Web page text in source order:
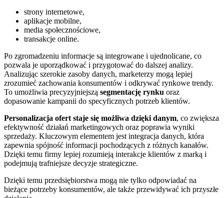
strony internetowe,
aplikacje mobilne,
media społecznościowe,
transakcje online.
Po zgromadzeniu informacje są integrowane i ujednolicane, co
pozwala je uporządkować i przygotować do dalszej analizy.
Analizując szerokie zasoby danych, marketerzy mogą lepiej
zrozumieć zachowania konsumentów i odkrywać rynkowe trendy.
To umożliwia precyzyjniejszą segmentację rynku oraz
dopasowanie kampanii do specyficznych potrzeb klientów.
Personalizacja ofert staje się możliwa dzięki danym, co zwiększa
efektywność działań marketingowych oraz poprawia wyniki
sprzedaży. Kluczowym elementem jest integracja danych, która
zapewnia spójność informacji pochodzących z różnych kanałów.
Dzięki temu firmy lepiej rozumieją interakcje klientów z marką i
podejmują trafniejsze decyzje strategiczne.
Dzięki temu przedsiębiorstwa mogą nie tylko odpowiadać na
bieżące potrzeby konsumentów, ale także przewidywać ich przyszłe